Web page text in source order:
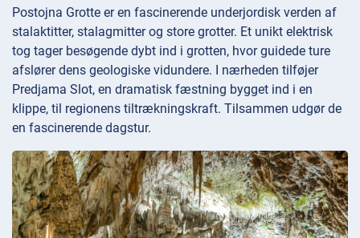
Postojna Grotte er en fascinerende underjordisk verden af
stalaktitter, stalagmitter og store grotter. Et unikt elektrisk
tog tager besøgende dybt ind i grotten, hvor guidede ture
afslører dens geologiske vidundere. I nærheden tilføjer
Predjama Slot, en dramatisk fæstning bygget ind i en
klippe, til regionens tiltrækningskraft. Tilsammen udgør de
en fascinerende dagstur.